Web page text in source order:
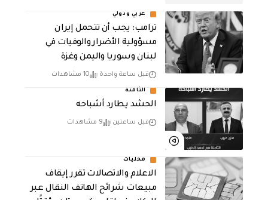
عربي ودولي
ترامب: يجب أن تتحمل إيران
مسؤولية الأضرار والوفيات في
لبنان وسوريا واليمن وغزة
قبل ساعة واحدة 10 مشاهدات
الثامنة
الحشد يطارد أشباحه
قبل ساعتين 9 مشاهدات
محليات
الاعلام والاتصالات تقرر إيقاف
مبيعات شرائح الهاتف النقال عبر